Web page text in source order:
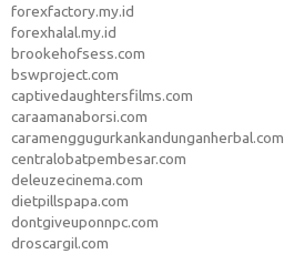
forexfactory.my.id
forexhalal.my.id
brookehofsess.com
bswproject.com
captivedaughtersfilms.com
caraamanaborsi.com
caramenggugurkankandunganherbal.com
centralobatpembesar.com
deleuzecinema.com
dietpillspapa.com
dontgiveuponnpc.com
droscargil.com